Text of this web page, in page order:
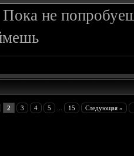
не
2 3 4 5 15 Следующая »